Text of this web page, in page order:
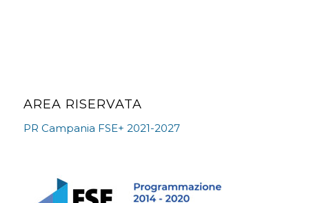
AREA RISERVATA
PR Campania FSE+ 2021-2027